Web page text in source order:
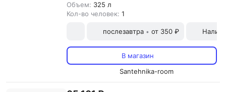
Объем: 325 л
Кол-во человек: 1
послезавтра • от 350 ₽
В магазин
Santehnika-room